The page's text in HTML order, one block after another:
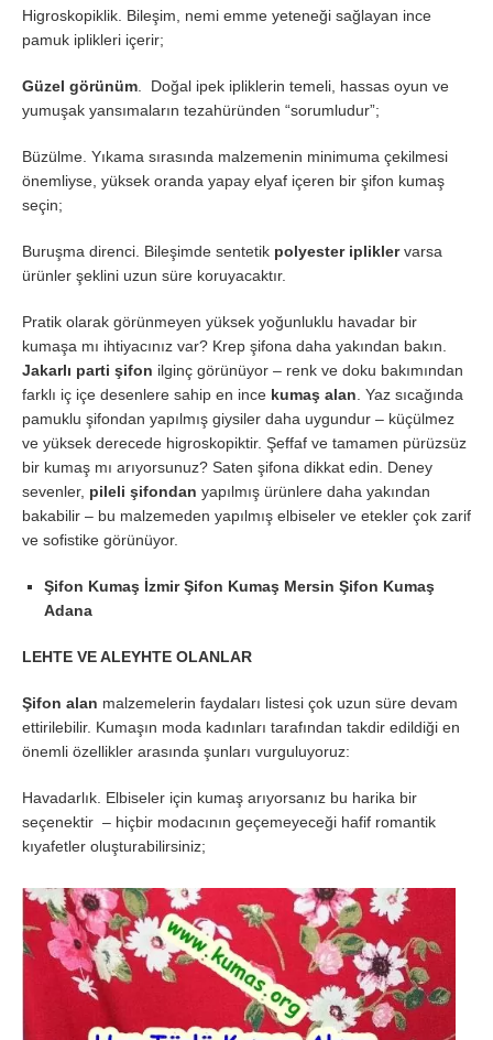
Higroskopiklik. Bileşim, nemi emme yeteneği sağlayan ince
pamuk iplikleri içerir;
Güzel görünüm . Doğal ipek ipliklerin temeli, hassas oyun ve
yumuşak yansımaların tezahüründen “sorumludur”;
Büzülme. Yıkama sırasında malzemenin minimuma çekilmesi
önemliyse, yüksek oranda yapay elyaf içeren bir şifon kumaş
seçin;
Buruşma direnci. Bileşimde sentetik polyester ipliklervarsa
ürünler şeklini uzun süre koruyacaktır.
Pratik olarak görünmeyen yüksek yoğunluklu havadar bir
kumaşa mı ihtiyacınız var? Krep şifona daha yakından bakın.
Jakarlı parti şifon ilginç görünüyor – renk ve doku bakımından
farklı iç içe desenlere sahip en ince kumaş alan . Yaz sıcağında
pamuklu şifondan yapılmış giysiler daha uygundur – küçülmez
ve yüksek derecede higroskopiktir. Şeffaf ve tamamen pürüzsüz
bir kumaş mı arıyorsunuz? Saten şifona dikkat edin. Deney
sevenler, pileli şifondan yapılmış ürünlere daha yakından
bakabilir – bu malzemeden yapılmış elbiseler ve etekler çok zarif
ve sofistike görünüyor.
Şifon Kumaş İzmir Şifon Kumaş Mersin Şifon Kumaş
Adana
LEHTE VE ALEYHTE OLANLAR
Şifon alan malzemelerin faydaları listesi çok uzun süre devam
ettirilebilir. Kumaşın moda kadınları tarafından takdir edildiği en
önemli özellikler arasında şunları vurguluyoruz:
Havadarlık. Elbiseler için kumaş arıyorsanız bu harika bir
seçenektir – hiçbir modacının geçemeyeceği hafif romantik
kıyafetler oluşturabilirsiniz;